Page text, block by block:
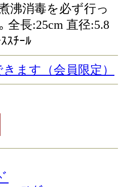
沸消毒を必ず行っ
全長:25cm 直径:5.8
ｽﾁｰﾙ
ます（会員限定）